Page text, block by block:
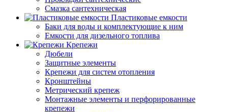
Смазка сантехническая
Пластиковые емкости
Баки для воды и комплектующие к ним
Емкости для дизельного топлива
Крепежи
Дюбели
Защитные элементы
Крепежи для систем отопления
Кронштейны
Метрический крепеж
Монтажные элементы и перфорированные
крепежи